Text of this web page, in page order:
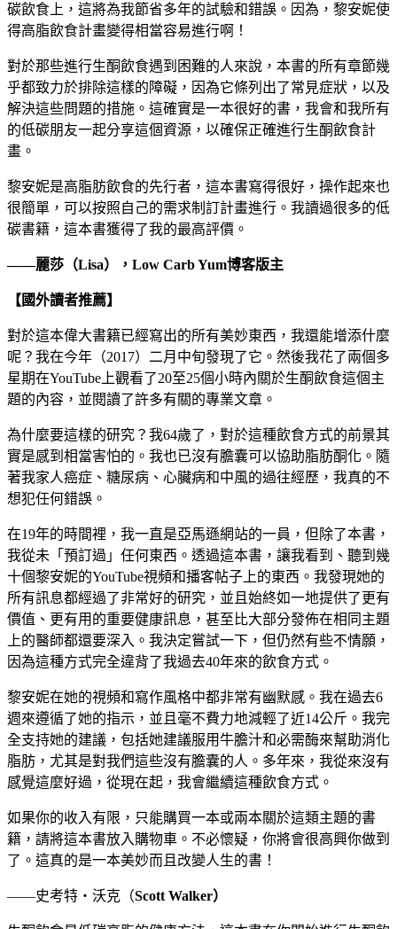
碳飲食上，這將為我節省多年的試驗和錯誤。因為，黎安妮使
得高脂飲食計畫變得相當容易進行啊！
對於那些進行生酮飲食遇到困難的人來說，本書的所有章節幾
乎都致力於排除這樣的障礙，因為它條列出了常見症狀，以及
解決這些問題的措施。這確實是一本很好的書，我會和我所有
的低碳朋友一起分享這個資源，以確保正確進行生酮飲食計
畫。
黎安妮是高脂肪飲食的先行者，這本書寫得很好，操作起來也
很簡單，可以按照自己的需求制訂計畫進行。我讀過很多的低
碳書籍，這本書獲得了我的最高評價。
——麗莎（Lisa） ， Low Carb Yum博客版主
【國外讀者推薦】
對於這本偉大書籍已經寫出的所有美妙東西，我還能增添什麼
呢？我在今年（2017）二月中旬發現了它。然後我花了兩個多
星期在YouTube上觀看了20至25個小時內關於生酮飲食這個主
題的內容，並閱讀了許多有關的專業文章。
為什麼要這樣的研究？我64歲了，對於這種飲食方式的前景其
實是感到相當害怕的。我也已沒有膽囊可以協助脂肪酮化。隨
著我家人癌症、糖尿病、心臟病和中風的過往經歷，我真的不
想犯任何錯誤。
在19年的時間裡，我一直是亞馬遜網站的一員，但除了本書，
我從未「預訂過」任何東西。透過這本書，讓我看到、聽到幾
十個黎安妮的YouTube視頻和播客帖子上的東西。我發現她的
所有訊息都經過了非常好的研究，並且始終如一地提供了更有
價值、更有用的重要健康訊息，甚至比大部分發佈在相同主題
上的醫師都還要深入。我決定嘗試一下，但仍然有些不情願，
因為這種方式完全違背了我過去40年來的飲食方式。
黎安妮在她的視頻和寫作風格中都非常有幽默感。我在過去6
週來遵循了她的指示，並且毫不費力地減輕了近14公斤。我完
全支持她的建議，包括她建議服用牛膽汁和必需酶來幫助消化
脂肪，尤其是對我們這些沒有膽囊的人。多年來，我從來沒有
感覺這麼好過，從現在起，我會繼續這種飲食方式。
如果你的收入有限，只能購買一本或兩本關於這類主題的書
籍，請將這本書放入購物車。不必懷疑，你將會很高興你做到
了。這真的是一本美妙而且改變人生的書！
——史考特‧沃克（Scott Walker）